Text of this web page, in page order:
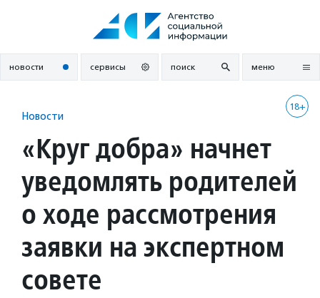
новости сервисы поиск меню
18+
Новости
«Круг добра» начнет
уведомлять родителей
о ходе рассмотрения
заявки на экспертном
совете